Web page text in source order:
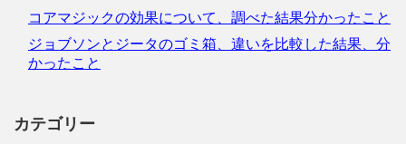
コアマジックの効果について、調べた結果分かったこと
ジョブソンとジータのゴミ箱、違いを比較した結果、分
かったこと
カテゴリー